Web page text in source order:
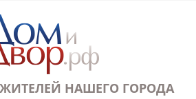
НАШЕГО ГОРОДА